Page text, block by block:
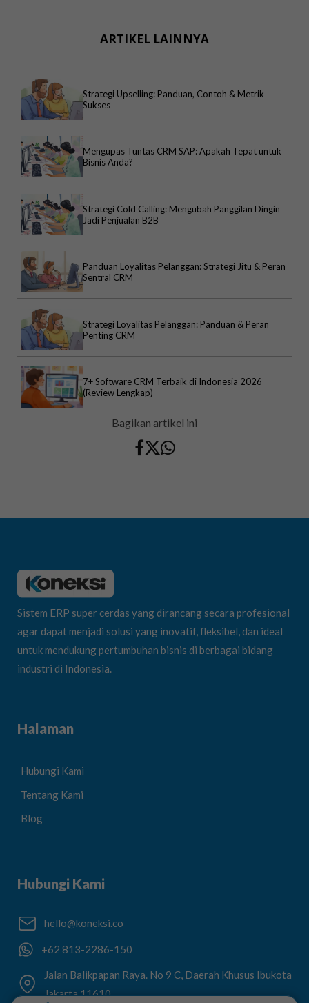
ARTIKEL LAINNYA
Strategi Upselling: Panduan, Contoh & Metrik
Sukses
Mengupas Tuntas CRM SAP: Apakah Tepat untuk
Bisnis Anda?
Strategi Cold Calling: Mengubah Panggilan Dingin
Jadi Penjualan B2B
Panduan Loyalitas Pelanggan: Strategi Jitu & Peran
Sentral CRM
Strategi Loyalitas Pelanggan: Panduan & Peran
Penting CRM
7+ Software CRM Terbaik di Indonesia 2026
(Review Lengkap)
Bagikan artikel ini
Sistem ERP super cerdas yang dirancang secara profesional
agar dapat menjadi solusi yang inovatif, fleksibel, dan ideal
untuk mendukung pertumbuhan bisnis di berbagai bidang
industri di Indonesia.
Halaman
Hubungi Kami
Tentang Kami
Blog
Hubungi Kami
hello@koneksi.co
+62 813-2286-150
Jalan Balikpapan Raya. No 9 C, Daerah Khusus Ibukota
Jakarta 11610